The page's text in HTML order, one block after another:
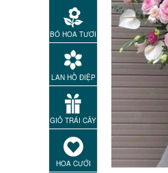
BÓ HOA TƯƠI
LAN HỒ ĐIỆP
GIỎ TRÁI CÂY
HOA CƯỚI